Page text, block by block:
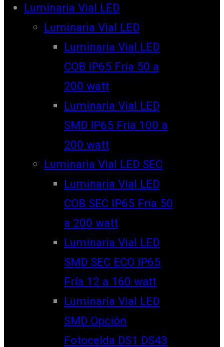
Luminaria Vial LED
Luminaria Vial LED
Luminaria Vial LED
COB IP65 Fría 50 a
200 watt
Luminaria Vial LED
SMD IP65 Fría 100 a
200 watt
Luminaria Vial LED SEC
Luminaria Vial LED
COB SEC IP65 Fría 50
a 200 watt
Luminaria Vial LED
SMD SEC ECO IP65
Fría 12 a 160 watt
Luminaria Vial LED
SMD Opción
Fotocelda DS1 DS43